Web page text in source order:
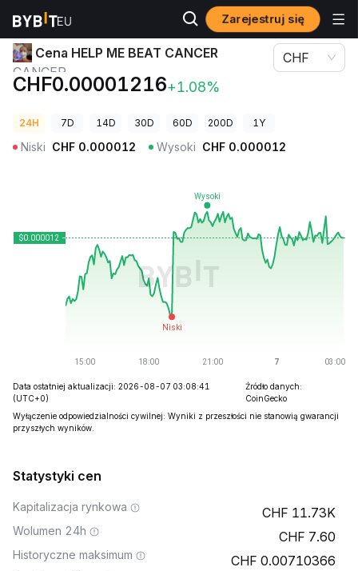
Zarejestruj się
Ceny kryptowalut Cena HELP ME BEAT CANCER CANCER
Cena HELP ME BEAT CANCER
CANCER
CHF0.00001216+1.08%
CHF
24H 7D 14D 30D 60D 200D 1Y
Niski CHF 0.000012 Wysoki CHF 0.000012
Data ostatniej aktualizacji: 2026-08-07 03:08:41
(UTC+0)
Źródło danych:
CoinGecko
Wyłączenie odpowiedzialności cywilnej: Wyniki z przeszłości nie stanowią gwarancji
przyszłych wyników.
Statystyki cen
Kapitalizacja rynkowa 11.73K
Wolumen 24h 7.60
Historyczne maksimum 0.00710366